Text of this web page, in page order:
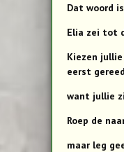
Dat woord
Elia zei tot
Kiezen
eerst
want jullie
Roep de
maar leg